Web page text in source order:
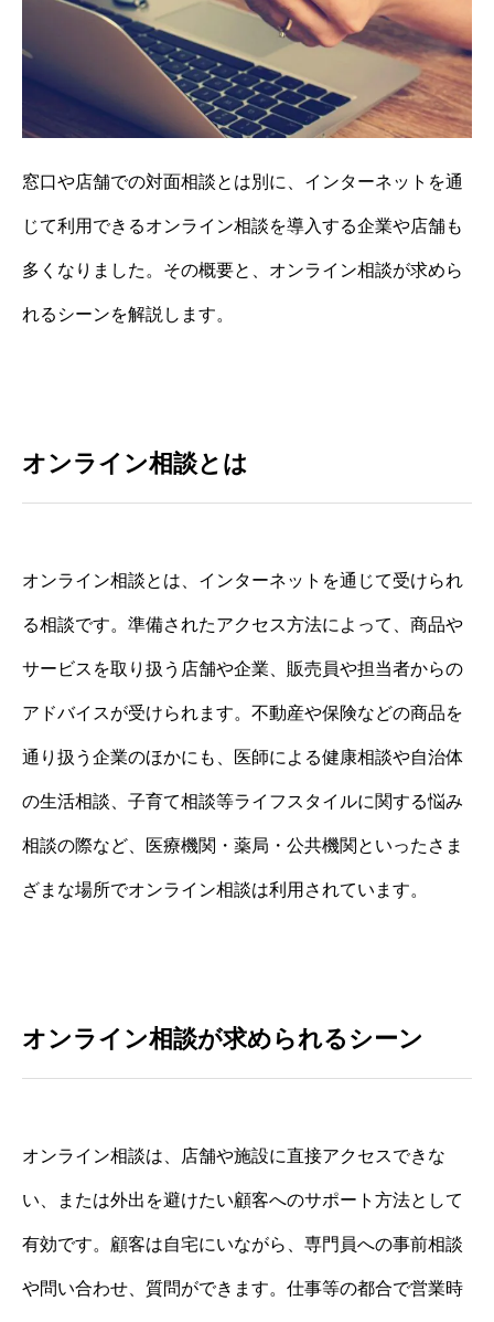
窓口や店舗での対面相談とは別に、インターネットを通
じて利用できるオンライン相談を導入する企業や店舗も
多くなりました。その概要と、オンライン相談が求めら
れるシーンを解説します。
オンライン相談とは
オンライン相談とは、インターネットを通じて受けられ
る相談です。準備されたアクセス方法によって、商品や
サービスを取り扱う店舗や企業、販売員や担当者からの
アドバイスが受けられます。不動産や保険などの商品を
通り扱う企業のほかにも、医師による健康相談や自治体
の生活相談、子育て相談等ライフスタイルに関する悩み
相談の際など、医療機関・薬局・公共機関といったさま
ざまな場所でオンライン相談は利用されています。
オンライン相談が求められるシーン
オンライン相談は、店舗や施設に直接アクセスできな
い、または外出を避けたい顧客へのサポート方法として
有効です。顧客は自宅にいながら、専門員への事前相談
や問い合わせ、質問ができます。仕事等の都合で営業時